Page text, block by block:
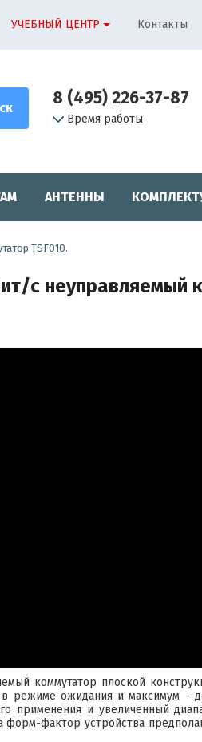
УЧЕБНЫЙ ЦЕНТР Контакты
8 (495) 226-37-87
Время работы
АНТЕННЫ
TSF010.
с неуправляемый
коммутатор плоской
режиме ожидания и максимум -
применения и увеличенный
фактор устройства